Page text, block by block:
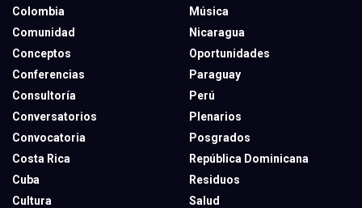
Colombia
Comunidad
Conceptos
Conferencias
Consultoría
Conversatorios
Convocatoria
Costa Rica
Cuba
Cultura
Música
Nicaragua
Oportunidades
Paraguay
Perú
Plenarios
Posgrados
República Dominicana
Residuos
Salud